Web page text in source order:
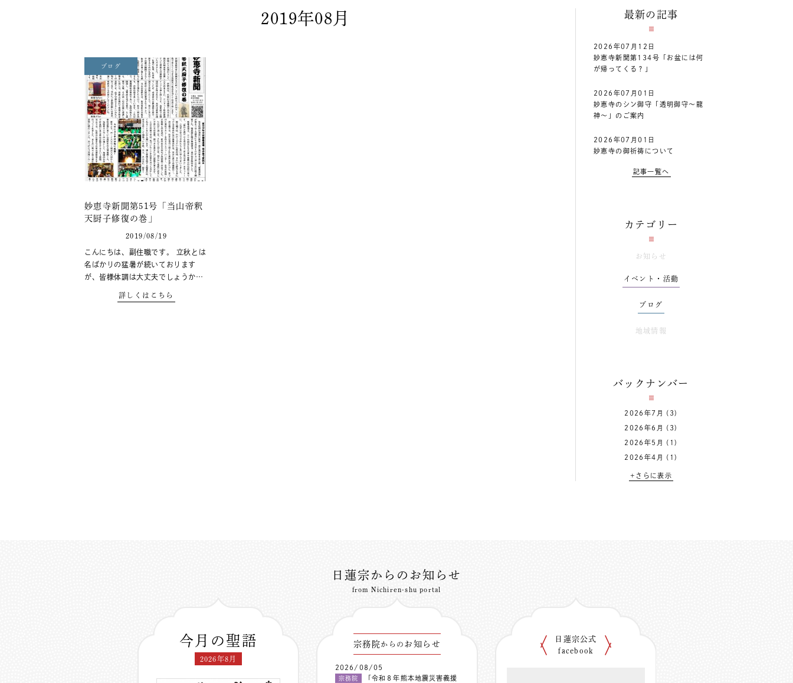
2019年08月
ブログ
妙恵寺新聞第51号「当山帝釈
天厨子修復の巻」
2019/08/19
こんにちは、副住職です。 立秋とは
名ばかりの猛暑が続いております
が、皆様体調は大丈夫でしょうか…
詳しくはこちら
最新の記事
2026年07月12日
妙恵寺新聞第134号「お盆には何
が帰ってくる？」
2026年07月01日
妙恵寺のシン御守「透明御守～龍
神～」のご案内
2026年07月01日
妙恵寺の御祈祷について
記事一覧へ
カテゴリー
お知らせ
イベント・活動
ブログ
地域情報
バックナンバー
2026年7月 (3)
2026年6月 (3)
2026年5月 (1)
2026年4月 (1)
+さらに表示
日蓮宗からのお知らせ
from Nichiren-shu portal
今月の聖語
2026年8月
宗務院からの お知らせ
2026/08/05
宗務院
「令和８年熊本地震災害義援
日蓮宗公式
facebook